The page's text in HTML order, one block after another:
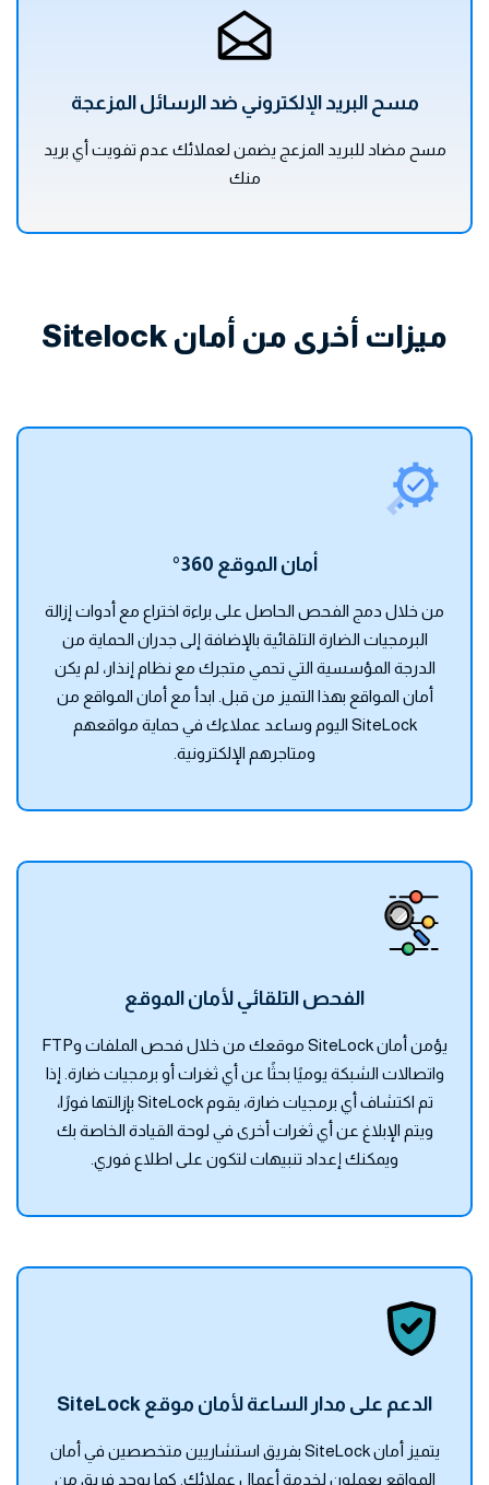
مسح البريد الإلكتروني ضد الرسائل المزعجة
مسح مضاد للبريد المزعج يضمن لعملائك عدم تفويت أي بريد
منك
ميزات أخرى من أمان Sitelock
أمان الموقع 360°
من خلال دمج الفحص الحاصل على براءة اختراع مع أدوات إزالة
البرمجيات الضارة التلقائية بالإضافة إلى جدران الحماية من
الدرجة المؤسسية التي تحمي متجرك مع نظام إنذار، لم يكن
أمان المواقع بهذا التميز من قبل. ابدأ مع أمان المواقع من
SiteLock اليوم وساعد عملاءك في حماية مواقعهم
ومتاجرهم الإلكترونية.
الفحص التلقائي لأمان الموقع
يؤمن أمان SiteLock موقعك من خلال فحص الملفات وFTP
واتصالات الشبكة يوميًا بحثًا عن أي ثغرات أو برمجيات ضارة. إذا
تم اكتشاف أي برمجيات ضارة، يقوم SiteLock بإزالتها فورًا،
ويتم الإبلاغ عن أي ثغرات أخرى في لوحة القيادة الخاصة بك
ويمكنك إعداد تنبيهات لتكون على اطلاع فوري.
الدعم على مدار الساعة لأمان موقع SiteLock
يتميز أمان SiteLock بفريق استشاريين متخصصين في أمان
المواقع يعملون لخدمة أعمال عملائك. كما يوجد فريق من